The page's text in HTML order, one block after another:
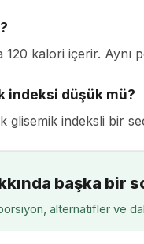
120 kalori içerir.
indeksi düşük mü?
glisemik indeksli bir
başka bir
alternatifler ve